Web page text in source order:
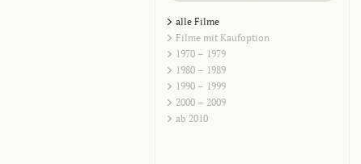
alle Filme
Filme mit Kaufoption
1970 – 1979
1980 – 1989
1990 – 1999
2000 – 2009
ab 2010